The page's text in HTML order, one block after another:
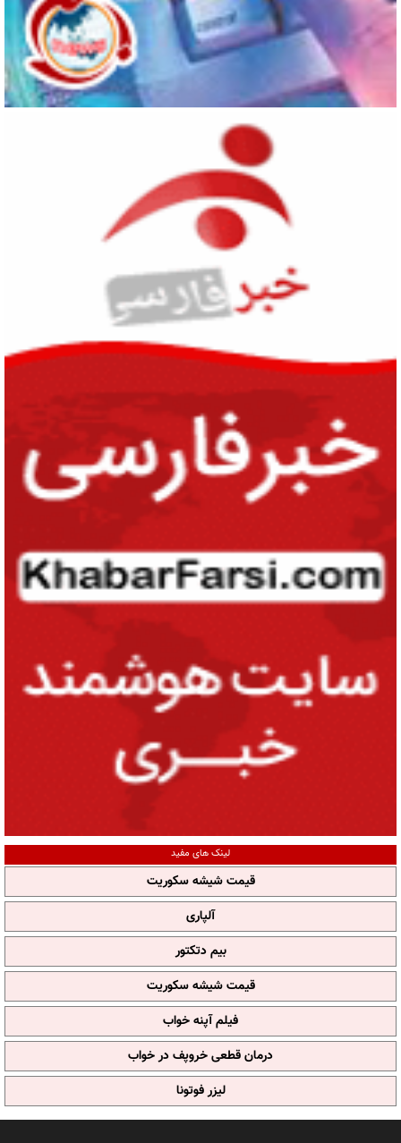
لینک های مفید
قیمت شیشه سکوریت
آلپاری
بیم دتکتور
قیمت شیشه سکوریت
فیلم آپنه خواب
درمان قطعی خروپف در خواب
لیزر فوتونا